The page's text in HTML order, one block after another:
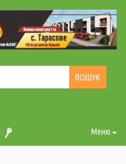
Меню